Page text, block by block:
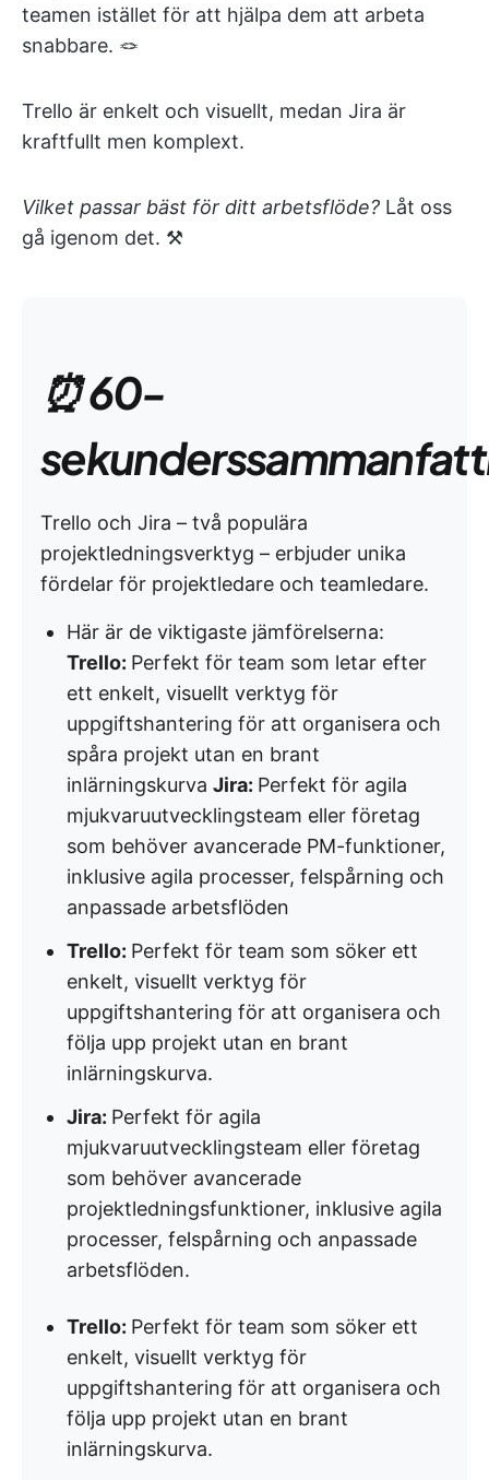
teamen istället för att hjälpa dem att arbeta
snabbare. 🪢
Trello är enkelt och visuellt, medan Jira är
kraftfullt men komplext.
Vilket passar bäst för ditt arbetsflöde? Låt oss
gå igenom det. ⚒️
⏰ 60-
Trello och Jira – två populära
projektledningsverktyg – erbjuder unika
fördelar för projektledare och teamledare.
Här är de viktigaste jämförelserna:
Trello: Perfekt för team som letar efter
ett enkelt, visuellt verktyg för
uppgiftshantering för att organisera och
spåra projekt utan en brant
inlärningskurva Jira: Perfekt för agila
mjukvaruutvecklingsteam eller företag
som behöver avancerade PM-funktioner,
inklusive agila processer, felspårning och
anpassade arbetsflöden
Trello: Perfekt för team som söker ett
enkelt, visuellt verktyg för
uppgiftshantering för att organisera och
följa upp projekt utan en brant
inlärningskurva.
Jira: Perfekt för agila
mjukvaruutvecklingsteam eller företag
som behöver avancerade
projektledningsfunktioner, inklusive agila
processer, felspårning och anpassade
arbetsflöden.
Trello: Perfekt för team som söker ett
enkelt, visuellt verktyg för
uppgiftshantering för att organisera och
följa upp projekt utan en brant
inlärningskurva.